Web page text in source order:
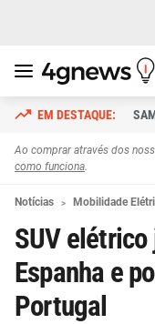
Ao comprar através dos
como funciona.
Notícias Mobilidade
SUV
Espanha e
Portugal